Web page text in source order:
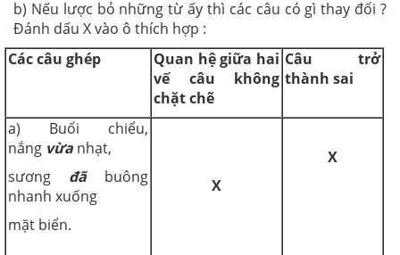
b) Nếu lược bỏ những từ ấy thì các câu có gì thay đổi ?
Đánh dấu X vào ô thích hợp :
Các câu ghép
Quan hệ giữa hai
vế câu
không
chặt chẽ
Câu trở
thành sai
a) Buổi chiểu,
nắng vừa nhạt,
sương đã
buông
nhanh xuống
mặt biển.
X
X